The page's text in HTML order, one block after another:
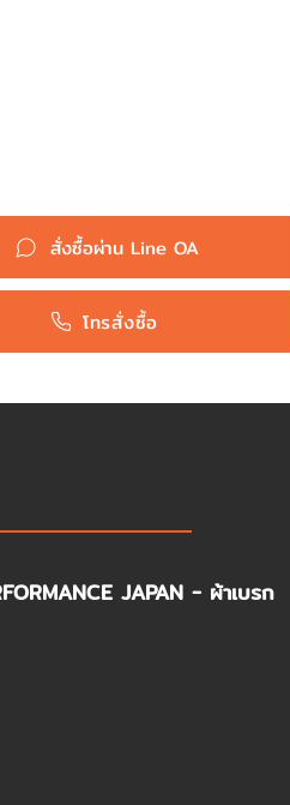
สั่งซื้อผ่าน Line OA
โทรสั่งซื้อ
JAPAN - ผ้าเบรก